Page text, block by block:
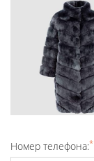
Номер телефона:*